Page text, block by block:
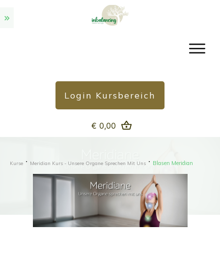
Login Kursbereich
€ 0,00
Kurse Meridian Kurs - Unsere Organe Sprechen Mit Uns Blasen Meridian